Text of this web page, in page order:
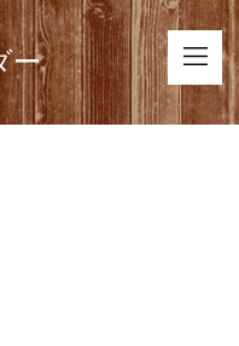
ー